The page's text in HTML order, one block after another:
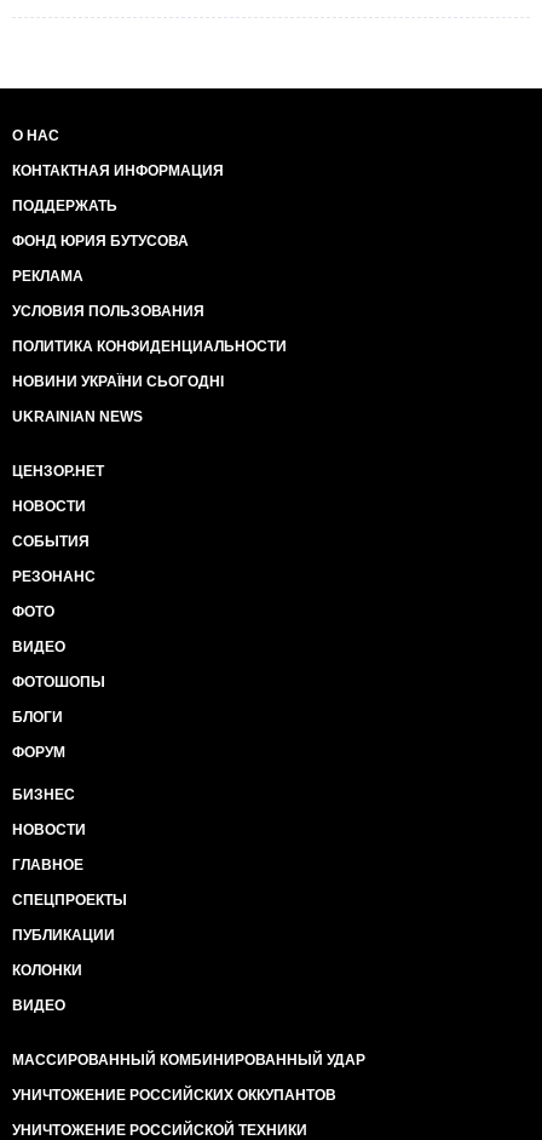
О НАС
КОНТАКТНАЯ ИНФОРМАЦИЯ
ПОДДЕРЖАТЬ
ФОНД ЮРИЯ БУТУСОВА
РЕКЛАМА
УСЛОВИЯ ПОЛЬЗОВАНИЯ
ПОЛИТИКА КОНФИДЕНЦИАЛЬНОСТИ
НОВИНИ УКРАЇНИ СЬОГОДНІ
UKRAINIAN NEWS
ЦЕНЗОР.НЕТ
НОВОСТИ
СОБЫТИЯ
РЕЗОНАНС
ФОТО
ВИДЕО
ФОТОШОПЫ
БЛОГИ
ФОРУМ
БИЗНЕС
НОВОСТИ
ГЛАВНОЕ
СПЕЦПРОЕКТЫ
ПУБЛИКАЦИИ
КОЛОНКИ
ВИДЕО
МАССИРОВАННЫЙ КОМБИНИРОВАННЫЙ УДАР
УНИЧТОЖЕНИЕ РОССИЙСКИХ ОККУПАНТОВ
УНИЧТОЖЕНИЕ РОССИЙСКОЙ ТЕХНИКИ